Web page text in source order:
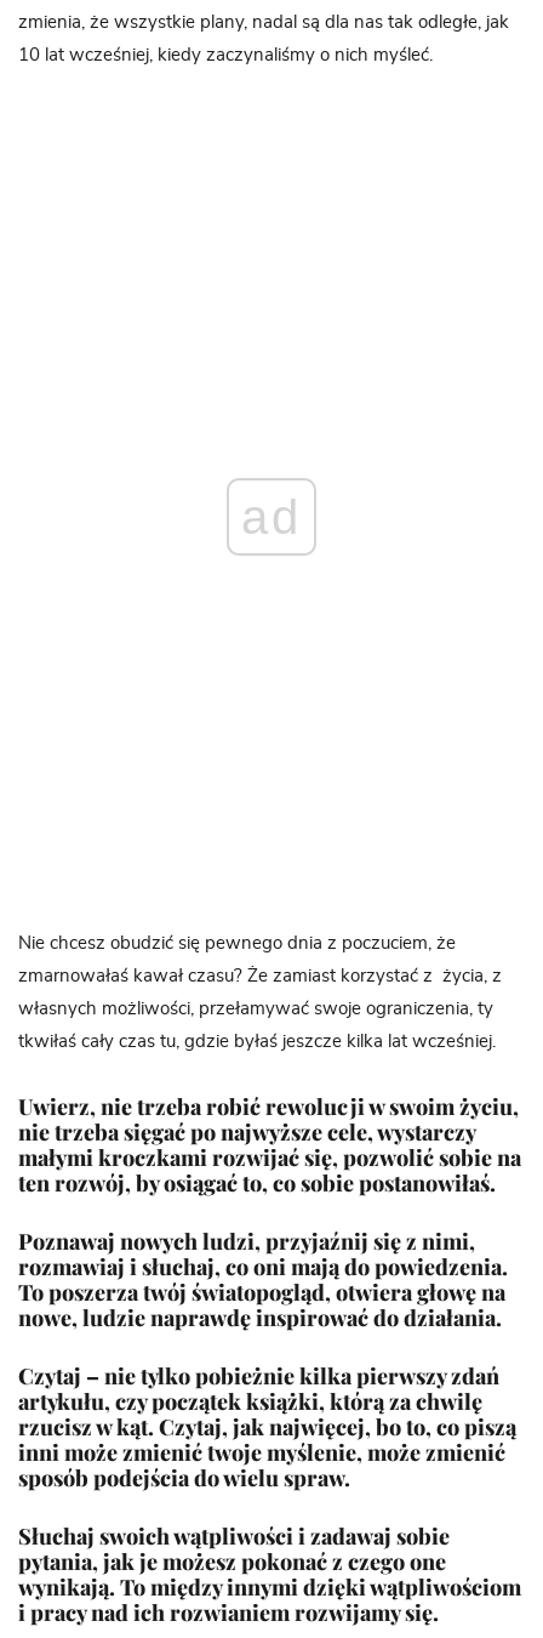
zmienia, że wszystkie plany, nadal są dla nas tak odległe, jak
10 lat wcześniej, kiedy zaczynaliśmy o nich myśleć.
ad
Nie chcesz obudzić się pewnego dnia z poczuciem, że
zmarnowałaś kawał czasu? Że zamiast korzystać z życia, z
własnych możliwości, przełamywać swoje ograniczenia, ty
tkwiłaś cały czas tu, gdzie byłaś jeszcze kilka lat wcześniej.
Uwierz, nie trzeba robić rewolucji w swoim życiu,
nie trzeba sięgać po najwyższe cele, wystarczy
małymi kroczkami rozwijać się, pozwolić sobie na
ten rozwój, by osiągać to, co sobie postanowiłaś.
Poznawaj nowych ludzi, przyjaźnij się z nimi,
rozmawiaj i słuchaj, co oni mają do powiedzenia.
To poszerza twój światopogląd, otwiera głowę na
nowe, ludzie naprawdę inspirować do działania.
Czytaj – nie tylko pobieżnie kilka pierwszy zdań
artykułu, czy początek książki, którą za chwilę
rzucisz w kąt. Czytaj, jak najwięcej, bo to, co piszą
inni może zmienić twoje myślenie, może zmienić
sposób podejścia do wielu spraw.
Słuchaj swoich wątpliwości i zadawaj sobie
pytania, jak je możesz pokonać z czego one
wynikają. To między innymi dzięki wątpliwościom
i pracy nad ich rozwianiem rozwijamy się.